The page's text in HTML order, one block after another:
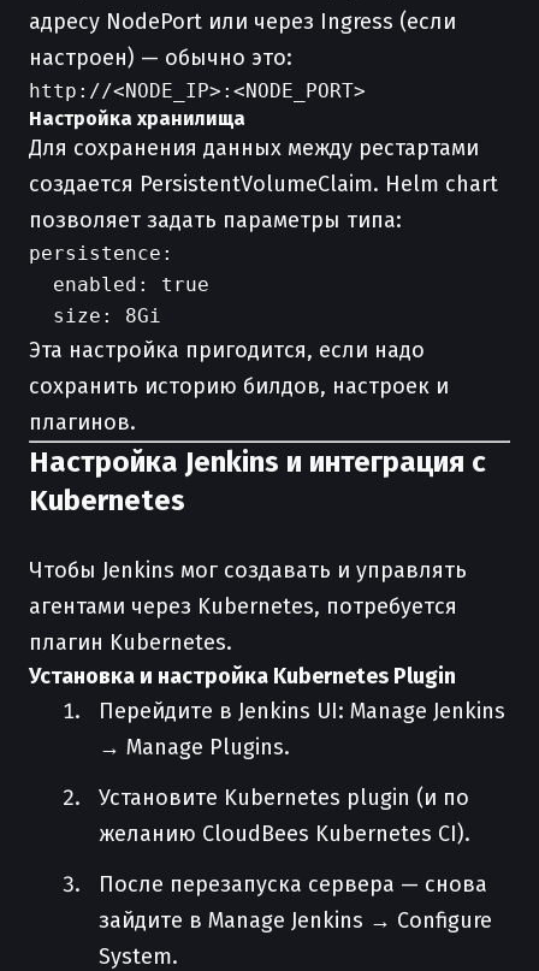
адресу NodePort или через Ingress (если
настроен) — обычно это:
Настройка хранилища
Для сохранения данных между рестартами
создается PersistentVolumeClaim. Helm chart
позволяет задать параметры типа:
persistence:
  enabled: true
Эта настройка пригодится, если надо
сохранить историю билдов, настроек и
плагинов.
Настройка Jenkins и интеграция с
Kubernetes
Чтобы Jenkins мог создавать и управлять
агентами через Kubernetes, потребуется
плагин Kubernetes.
Установка и настройка Kubernetes Plugin
Перейдите в Jenkins UI: Manage Jenkins
→ Manage Plugins.
Установите Kubernetes plugin (и по
желанию CloudBees Kubernetes CI).
После перезапуска сервера — снова
зайдите в Manage Jenkins → Configure
System.